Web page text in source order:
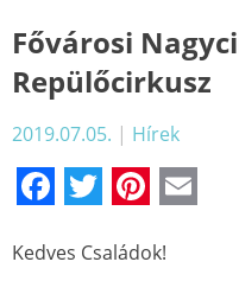
Fővárosi
Repülőcirkusz
2019.07.05. | Hírek
Facebook
Twitter
Kedves Családok!